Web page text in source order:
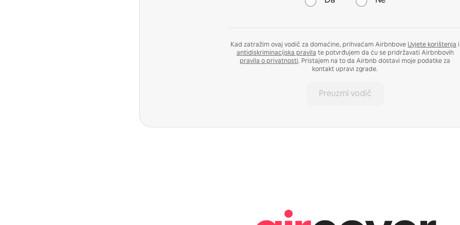
Kad zatražim ovaj vodič za domaćine, prihvaćam AirbnboveUvjete korištenja i
antidiskriminacijska pravila te potvrđujem da ću se pridržavati Airbnbovih
pravila o privatnosti. Pristajem na to da Airbnb dostavi moje podatke za
kontakt upravi zgrade.
Preuzmi vodič